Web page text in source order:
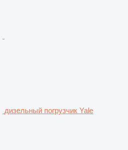
дизельный погрузчик Yale